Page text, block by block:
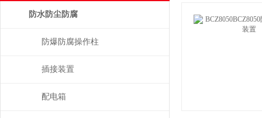
防水防尘防腐
防爆防腐操作柱
插接装置
配电箱